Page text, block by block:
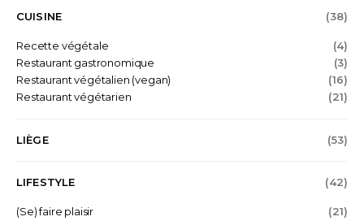
CUISINE (38)
Recette végétale
(4)
Restaurant gastronomique
(3)
Restaurant végétalien (vegan)
(16)
Restaurant végétarien
(21)
LIÈGE (53)
LIFESTYLE (42)
(Se) faire plaisir
(21)